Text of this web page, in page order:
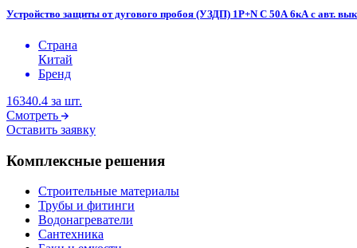
Устройство защиты от дугового пробоя (УЗДП) 1P+N C 50А 6кА с авт.
Страна
Китай
Бренд
16340.4 за шт.
Смотреть
Оставить заявку
Комплексные решения
Строительные материалы
Трубы и фитинги
Водонагреватели
Сантехника